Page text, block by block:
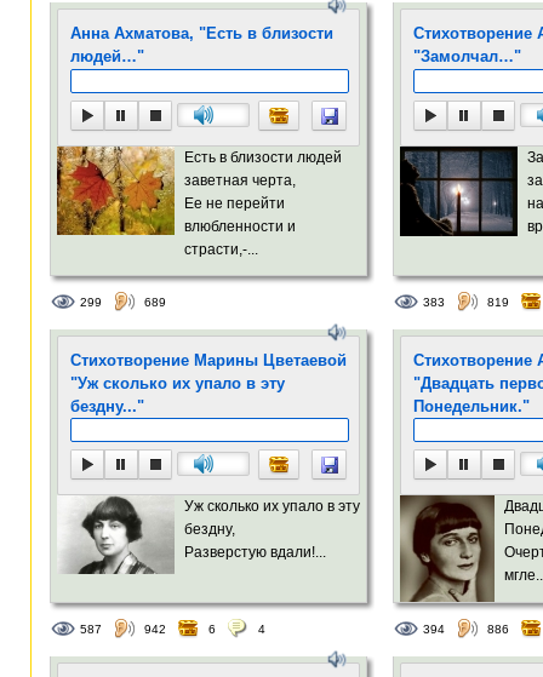
Анна Ахматова, "Есть в близости
людей…"
Есть в близости людей
заветная черта,
Ее не перейти
влюбленности и
страсти,-...
299 689
Стихотворение
"Замолчал…"
383 819
Стихотворение Марины Цветаевой
"Уж сколько их упало в эту
бездну..."
Уж сколько их упало в эту
бездну,
Разверстую вдали!...
587 942 6 4
"Двадцать
Понедельник."
394 886